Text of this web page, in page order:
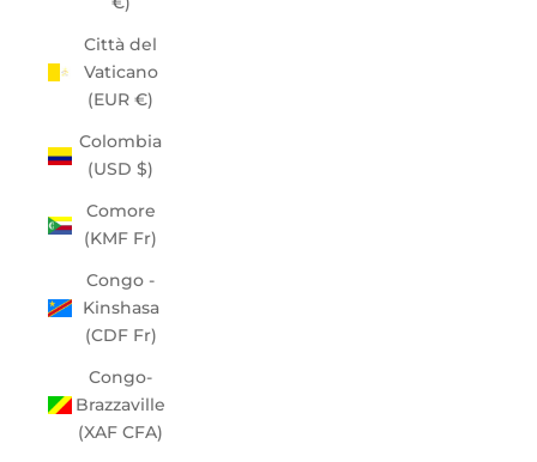
Città del
Vaticano
(EUR €)
Colombia
(USD $)
Comore
(KMF Fr)
Congo -
Kinshasa
(CDF Fr)
Congo-
Brazzaville
(XAF CFA)